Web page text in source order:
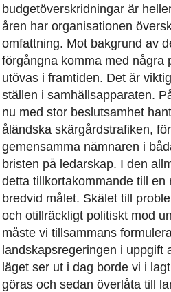
budgetöverskridningar är
åren har organisationen
omfattning. Mot bakgrund av
förgångna komma med några
utövas i framtiden. Det är
ställen i samhällsapparaten.
nu med stor beslutsamhet
åländska skärgårdstrafiken,
gemensamma nämnaren i
bristen på ledarskap. I den
detta tillkortakommande till
bredvid målet. Skälet till
och otillräckligt politiskt mod
måste vi tillsammans
landskapsregeringen i uppgift
läget ser ut i dag borde vi i
göras och sedan överlåta till